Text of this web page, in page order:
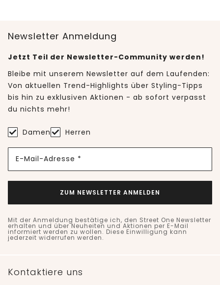
Newsletter Anmeldung
Jetzt Teil der Newsletter-Community werden!
Bleibe mit unserem Newsletter auf dem Laufenden:
Von aktuellen Trend-Highlights über Styling-Tipps
bis hin zu exklusiven Aktionen - ab sofort verpasst
du nichts mehr!
Damen Herren
E-Mail-Adresse *
ZUM NEWSLETTER ANMELDEN
Mit der Anmeldung bestätige ich, den Street One Newsletter
erhalten und über Neuheiten und Aktionen per E-Mail
informiert werden zu wollen. Diese Einwilligung kann
jederzeit widerrufen werden.
Kontaktiere uns